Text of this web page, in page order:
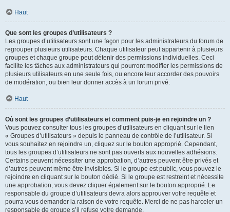
Haut
Que sont les groupes d’utilisateurs ?
Les groupes d’utilisateurs sont une façon pour les administrateurs du forum de
regrouper plusieurs utilisateurs. Chaque utilisateur peut appartenir à plusieurs
groupes et chaque groupe peut détenir des permissions individuelles. Ceci
facilite les tâches aux administrateurs qui pourront modifier les permissions de
plusieurs utilisateurs en une seule fois, ou encore leur accorder des pouvoirs
de modération, ou bien leur donner accès à un forum privé.
Haut
Où sont les groupes d’utilisateurs et comment puis-je en rejoindre un ?
Vous pouvez consulter tous les groupes d’utilisateurs en cliquant sur le lien
« Groupes d’utilisateurs » depuis le panneau de contrôle de l’utilisateur. Si
vous souhaitez en rejoindre un, cliquez sur le bouton approprié. Cependant,
tous les groupes d’utilisateurs ne sont pas ouverts aux nouvelles adhésions.
Certains peuvent nécessiter une approbation, d’autres peuvent être privés et
d’autres peuvent même être invisibles. Si le groupe est public, vous pouvez le
rejoindre en cliquant sur le bouton dédié. Si le groupe est restreint et nécessite
une approbation, vous devez cliquer également sur le bouton approprié. Le
responsable du groupe d’utilisateurs devra alors approuver votre requête et
pourra vous demander la raison de votre requête. Merci de ne pas harceler un
responsable de groupe s’il refuse votre demande.